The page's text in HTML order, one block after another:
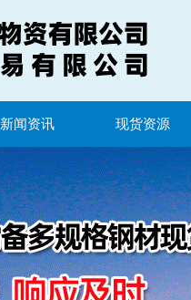
新闻资讯 现货资源